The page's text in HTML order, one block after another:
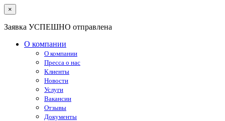
×
Заявка УСПЕШНО отправлена
О компании
О компании
Пресса о нас
Клиенты
Новости
Услуги
Вакансии
Отзывы
Документы